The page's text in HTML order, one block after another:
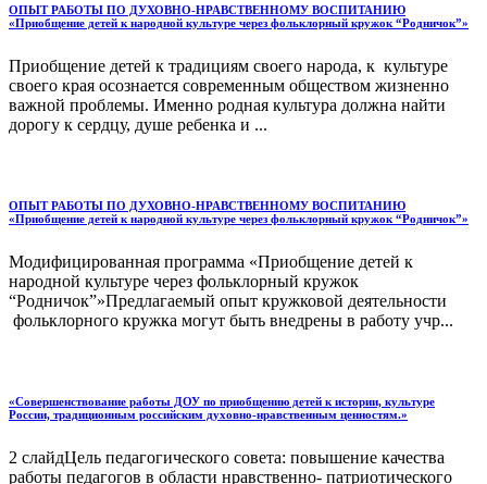
ОПЫТ РАБОТЫ ПО ДУХОВНО-НРАВСТВЕННОМУ ВОСПИТАНИЮ
«Приобщение детей к народной культуре через фольклорный кружок “Родничок”»
Приобщение детей к традициям своего народа, к культуре
своего края осознается современным обществом жизненно
важной проблемы. Именно родная культура должна найти
дорогу к сердцу, душе ребенка и ...
ОПЫТ РАБОТЫ ПО ДУХОВНО-НРАВСТВЕННОМУ ВОСПИТАНИЮ
«Приобщение детей к народной культуре через фольклорный кружок “Родничок”»
Модифицированная программа «Приобщение детей к
народной культуре через фольклорный кружок
“Родничок”»Предлагаемый опыт кружковой деятельности
фольклорного кружка могут быть внедрены в работу учр...
«Совершенствование работы ДОУ по приобщению детей к истории, культуре
России, традиционным российским духовно-нравственным ценностям.»
2 слайдЦель педагогического совета: повышение качества
работы педагогов в области нравственно- патриотического